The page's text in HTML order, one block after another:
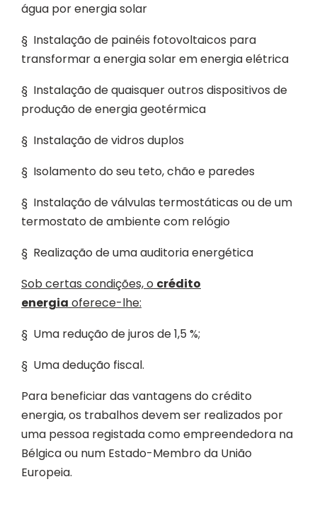
água por energia solar
§ Instalação de painéis fotovoltaicos para
transformar a energia solar em energia elétrica
§ Instalação de quaisquer outros dispositivos de
produção de energia geotérmica
§ Instalação de vidros duplos
§ Isolamento do seu teto, chão e paredes
§ Instalação de válvulas termostáticas ou de um
termostato de ambiente com relógio
§ Realização de uma auditoria energética
Sob certas condições, o crédito
energia oferece-lhe:
§ Uma redução de juros de 1,5 %;
§ Uma dedução fiscal.
Para beneficiar das vantagens do crédito
energia, os trabalhos devem ser realizados por
uma pessoa registada como empreendedora na
Bélgica ou num Estado-Membro da União
Europeia.